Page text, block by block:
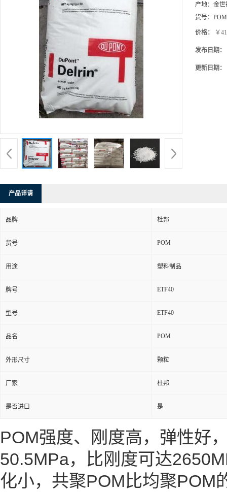
产地： 金世
货号： POM
价格： ￥
发布日期：
更新日期：
产品详请
品牌 杜邦
货号 POM
用途 塑料制品
牌号 ETF40
型号 ETF40
品名 POM
外形尺寸 颗粒
厂家 杜邦
是否进口 是
POM强度、刚度高，弹性好
50.5MPa，比刚度可达
化小，共聚POM比均聚POM